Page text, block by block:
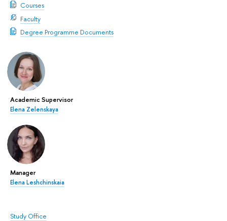
Courses
Faculty
Degree Programme Documents
Academic Supervisor
Elena Zelenskaya
Manager
Elena Leshchinskaia
Study Office